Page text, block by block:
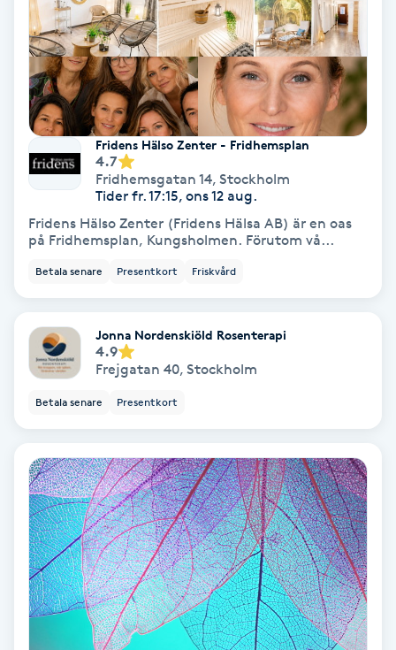
Eyeliner-tatuering
Face framing
Faceliftmassage
Fet hårbotten
Fettreducering
Fillers
Fotsvamp
Fotvård
Fransar
Fransborttagning
Fridens Hälso Zenter - Fridhemsplan
4.7
Fridhemsgatan 14, Stockholm
Tider fr. 17:15, ons 12 aug.
Fridens Hälso Zenter (Fridens Hälsa AB) är en oas
på Fridhemsplan, Kungsholmen. Förutom vå...
Betala senare Presentkort Friskvård
Jonna Nordenskiöld Rosenterapi
4.9
Frejgatan 40, Stockholm
Betala senare Presentkort